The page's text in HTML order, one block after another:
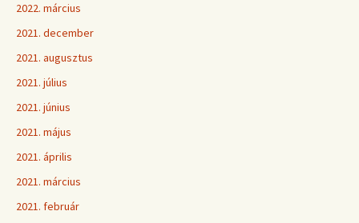
2022. március
2021. december
2021. augusztus
2021. július
2021. június
2021. május
2021. április
2021. március
2021. február